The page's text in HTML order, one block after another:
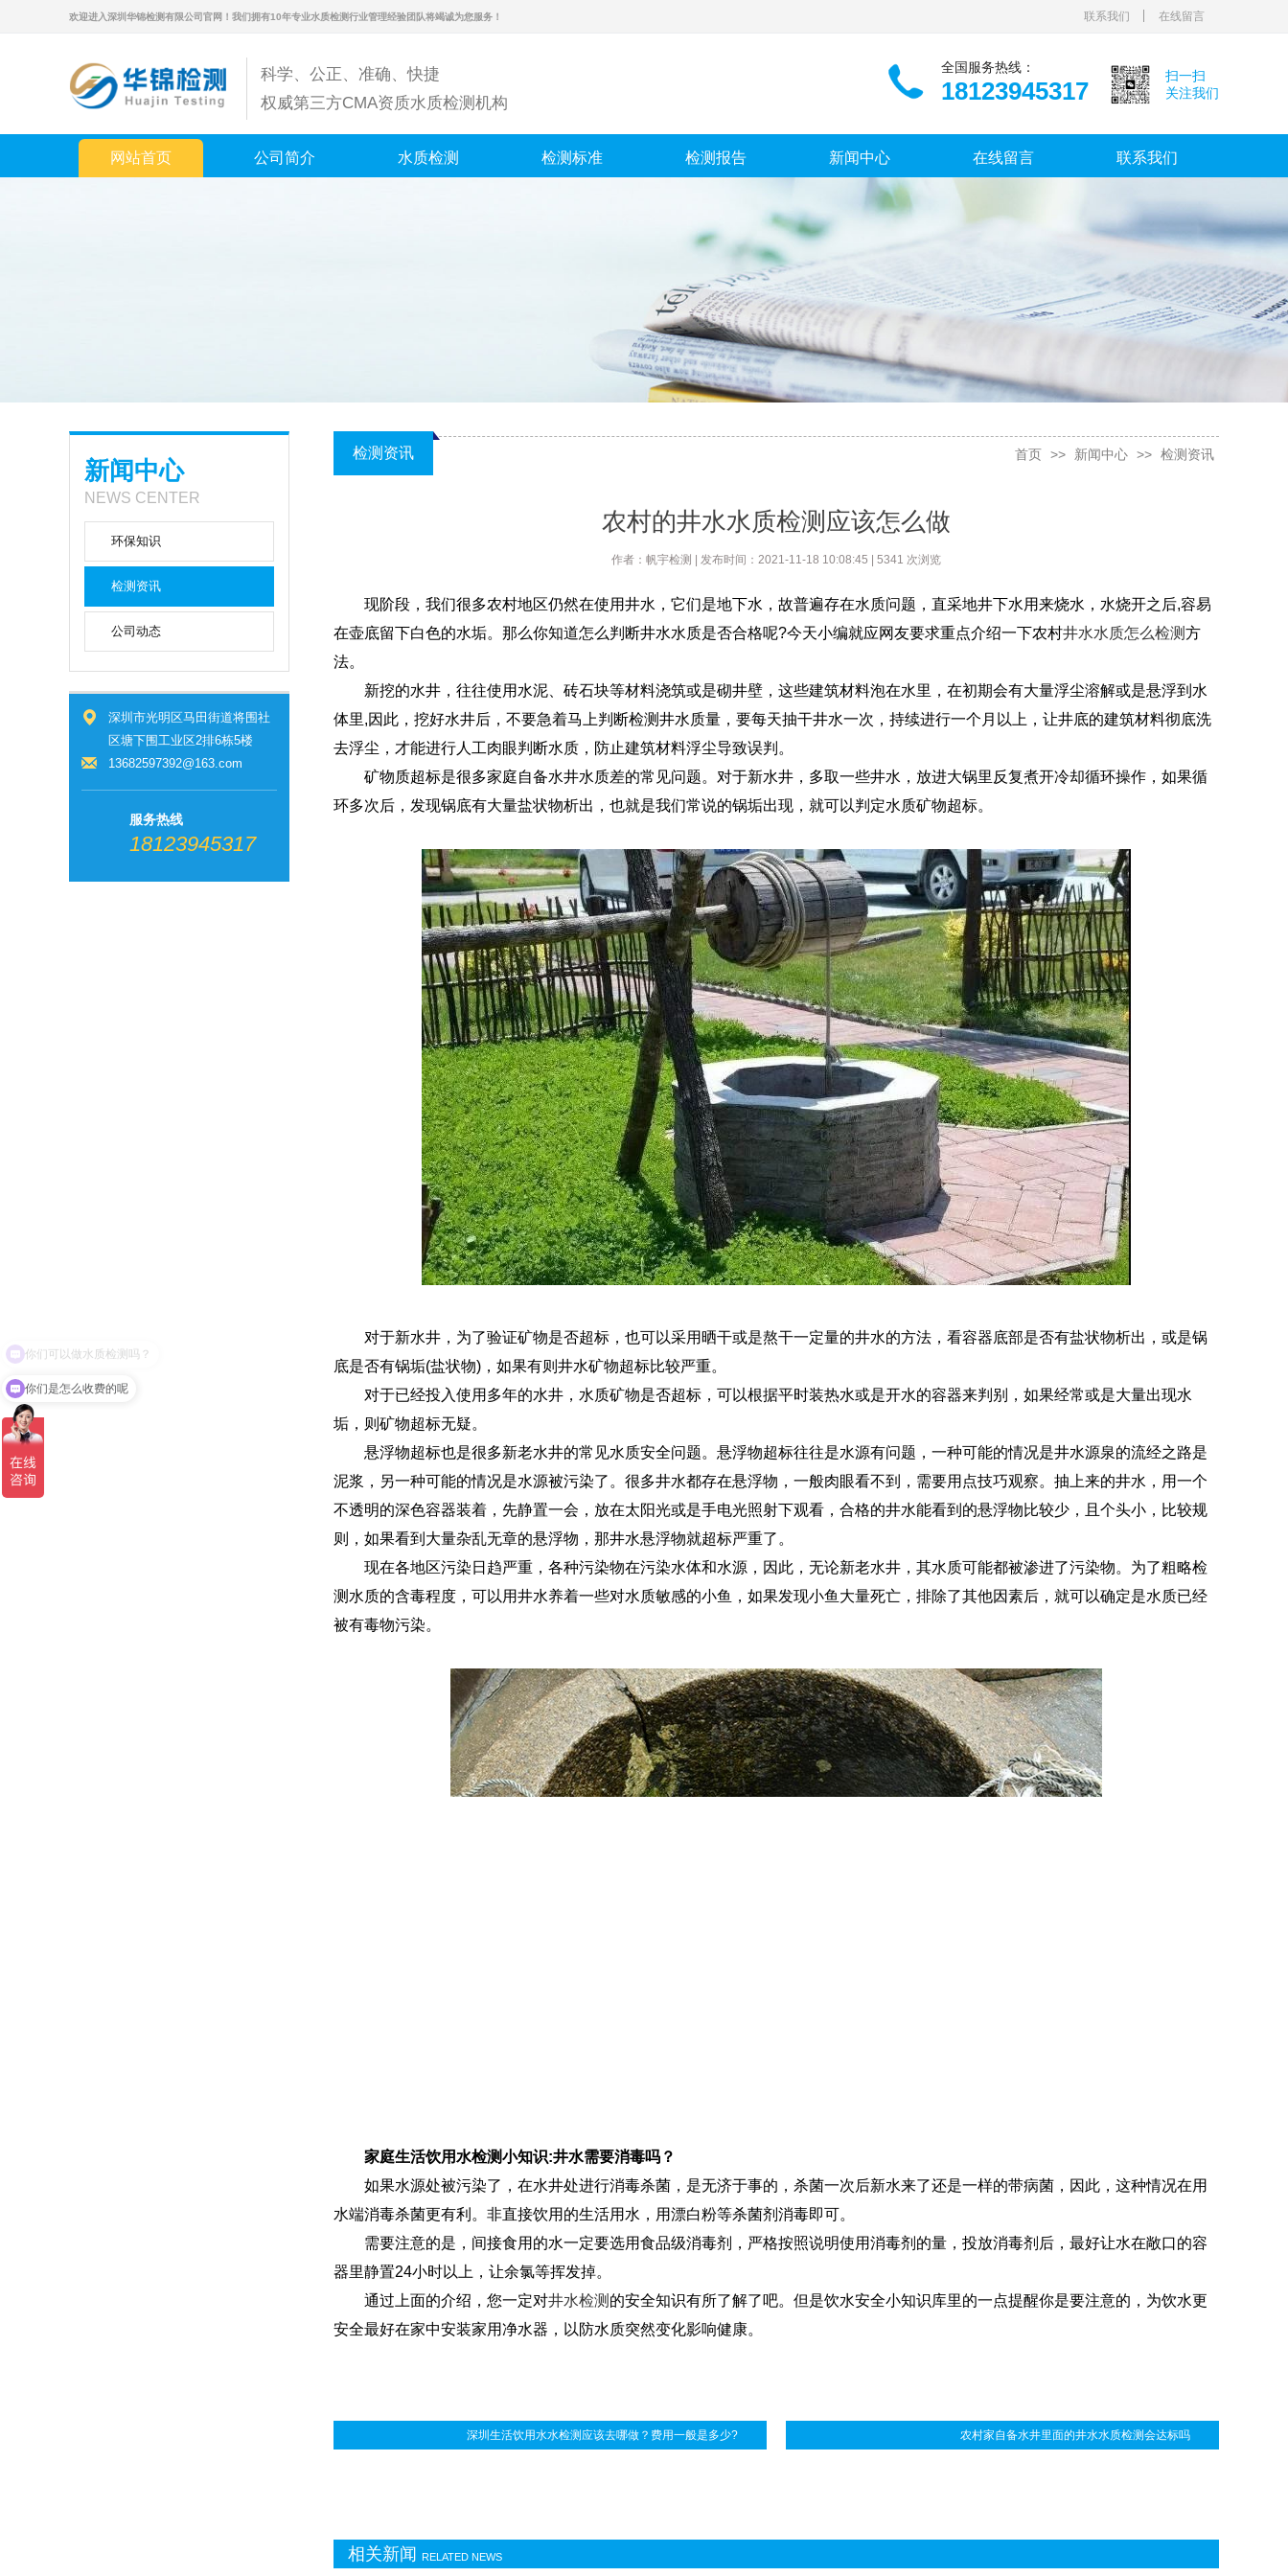
欢迎进入深圳华锦检测有限公司官网！我们拥有10年专业水质检测行业管理经验团队将竭诚为您服务！ 联系我们 在线留言
科学、公正、准确、快捷
权威第三方CMA资质水质检测机构
扫一扫
关注我们
全国服务热线：
18123945317
网站首页 公司简介 水质检测 检测标准 检测报告 新闻中心 在线留言 联系我们
新闻中心
NEWS CENTER
环保知识
检测资讯
公司动态
深圳市光明区马田街道将围社
区塘下围工业区2排6栋5楼
13682597392@163.com
服务热线
18123945317
检测资讯 首页 >> 新闻中心 >> 检测资讯
农村的井水水质检测应该怎么做
作者：帆宇检测 | 发布时间：2021-11-18 10:08:45 | 5341 次浏览
现阶段，我们很多农村地区仍然在使用井水，它们是地下水，故普遍存在水质问题，直采地井下水用来烧水，水烧开之后,容易
在壶底留下白色的水垢。那么你知道怎么判断井水水质是否合格呢?今天小编就应网友要求重点介绍一下农村井水水质怎么检测方
法。
新挖的水井，往往使用水泥、砖石块等材料浇筑或是砌井壁，这些建筑材料泡在水里，在初期会有大量浮尘溶解或是悬浮到水
体里,因此，挖好水井后，不要急着马上判断检测井水质量，要每天抽干井水一次，持续进行一个月以上，让井底的建筑材料彻底洗
去浮尘，才能进行人工肉眼判断水质，防止建筑材料浮尘导致误判。
矿物质超标是很多家庭自备水井水质差的常见问题。对于新水井，多取一些井水，放进大锅里反复煮开冷却循环操作，如果循
环多次后，发现锅底有大量盐状物析出，也就是我们常说的锅垢出现，就可以判定水质矿物超标。
对于新水井，为了验证矿物是否超标，也可以采用晒干或是熬干一定量的井水的方法，看容器底部是否有盐状物析出，或是锅
底是否有锅垢(盐状物)，如果有则井水矿物超标比较严重。
对于已经投入使用多年的水井，水质矿物是否超标，可以根据平时装热水或是开水的容器来判别，如果经常或是大量出现水
垢，则矿物超标无疑。
悬浮物超标也是很多新老水井的常见水质安全问题。悬浮物超标往往是水源有问题，一种可能的情况是井水源泉的流经之路是
泥浆，另一种可能的情况是水源被污染了。很多井水都存在悬浮物，一般肉眼看不到，需要用点技巧观察。抽上来的井水，用一个
不透明的深色容器装着，先静置一会，放在太阳光或是手电光照射下观看，合格的井水能看到的悬浮物比较少，且个头小，比较规
则，如果看到大量杂乱无章的悬浮物，那井水悬浮物就超标严重了。
现在各地区污染日趋严重，各种污染物在污染水体和水源，因此，无论新老水井，其水质可能都被渗进了污染物。为了粗略检
测水质的含毒程度，可以用井水养着一些对水质敏感的小鱼，如果发现小鱼大量死亡，排除了其他因素后，就可以确定是水质已经
被有毒物污染。
家庭生活饮用水检测小知识:井水需要消毒吗？
如果水源处被污染了，在水井处进行消毒杀菌，是无济于事的，杀菌一次后新水来了还是一样的带病菌，因此，这种情况在用
水端消毒杀菌更有利。非直接饮用的生活用水，用漂白粉等杀菌剂消毒即可。
需要注意的是，间接食用的水一定要选用食品级消毒剂，严格按照说明使用消毒剂的量，投放消毒剂后，最好让水在敞口的容
器里静置24小时以上，让余氯等挥发掉。
通过上面的介绍，您一定对井水检测 的安全知识有所了解了吧。但是饮水安全小知识库里的一点提醒你是要注意的，为饮水更
安全最好在家中安装家用净水器，以防水质突然变化影响健康。
深圳生活饮用水水检测应该去哪做？费用一般是多少? 农村家自备水井里面的井水水质检测会达标吗
相关新闻 RELATED NEWS
你们是怎么收费的呢